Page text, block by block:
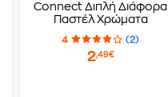
Connect Διπλή Διάφορα
Παστέλ Χρώματα
4 (2)
2,49€